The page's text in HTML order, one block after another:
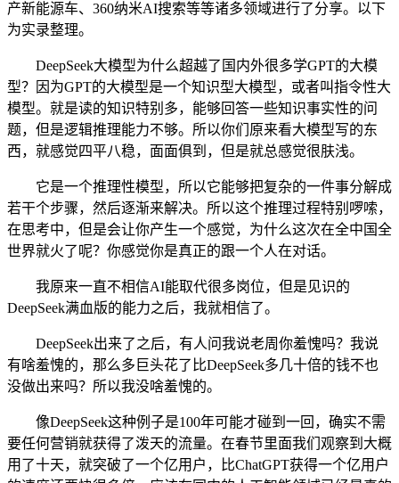
产新能源车、360纳米AI搜索等等诸多领域进行了分享。以下
为实录整理。
DeepSeek大模型为什么超越了国内外很多学GPT的大模
型？因为GPT的大模型是一个知识型大模型，或者叫指令性大
模型。就是读的知识特别多，能够回答一些知识事实性的问
题，但是逻辑推理能力不够。所以你们原来看大模型写的东
西，就感觉四平八稳，面面俱到，但是就总感觉很肤浅。
它是一个推理性模型，所以它能够把复杂的一件事分解成
若干个步骤，然后逐渐来解决。所以这个推理过程特别啰嗦，
在思考中，但是会让你产生一个感觉，为什么这次在全中国全
世界就火了呢？你感觉你是真正的跟一个人在对话。
我原来一直不相信AI能取代很多岗位，但是见识的
DeepSeek满血版的能力之后，我就相信了。
DeepSeek出来了之后，有人问我说老周你羞愧吗？我说
有啥羞愧的，那么多巨头花了比DeepSeek多几十倍的钱不也
没做出来吗？所以我没啥羞愧的。
像DeepSeek这种例子是100年可能才碰到一回，确实不需
要任何营销就获得了泼天的流量。在春节里面我们观察到大概
用了十天，就突破了一个亿用户，比ChatGPT获得一个亿用户